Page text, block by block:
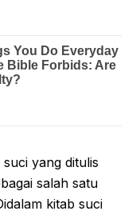
yang ditulis
salah satu
kitab suci